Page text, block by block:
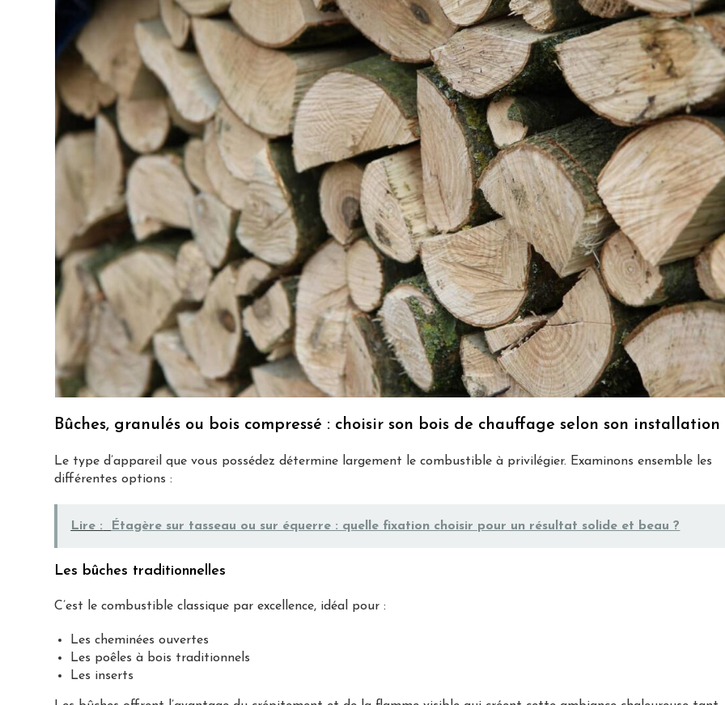
Bûches, granulés ou bois compressé : choisir son bois de chauffage selon son installation
Le type d’appareil que vous possédez détermine largement le combustible à privilégier. Examinons ensemble les
différentes options :
Lire : Étagère sur tasseau ou sur équerre : quelle fixation choisir pour un résultat solide et beau ?
Les bûches traditionnelles
C’est le combustible classique par excellence, idéal pour :
Les cheminées ouvertes
Les poêles à bois traditionnels
Les inserts